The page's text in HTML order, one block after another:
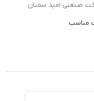
صنعتی امید سمنان
مناسب